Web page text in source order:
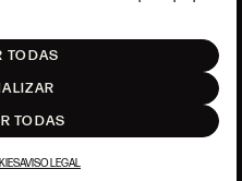
TODAS
TODAS
AVISO LEGAL